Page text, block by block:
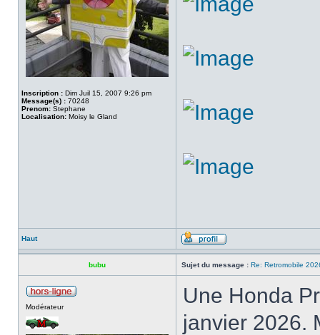
Inscription : Dim Juil 15, 2007 9:26 pm
Message(s) : 70248
Prenom: Stephane
Localisation: Moisy le Gland
Haut
bubu Sujet du message : Re: Retromobile
Modérateur
Une Honda
janvier 2026.